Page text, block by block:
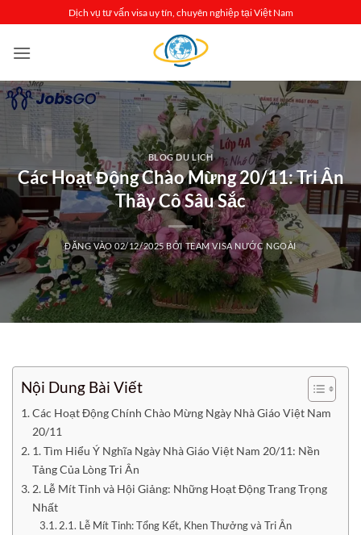
qua
nội
Dịch vụ tư vấn visa uy tín, chuyên nghiệp tại Việt Nam
BLOG DU LỊCH
Các Hoạt Động Chào Mừng 20/11: Tri Ân
Thầy Cô Sâu Sắc
ĐĂNG VÀO02/12/2025BỞITEAM VISA NƯỚC NGOÀI
Nội Dung Bài Viết
Các Hoạt Động Chính Chào Mừng Ngày Nhà Giáo Việt Nam
20/11
1. Tìm Hiểu Ý Nghĩa Ngày Nhà Giáo Việt Nam 20/11: Nền
Tảng Của Lòng Tri Ân
2. Lễ Mít Tinh và Hội Giảng: Những Hoạt Động Trang Trọng
Nhất
2.1. Lễ Mít Tinh: Tổng Kết, Khen Thưởng và Tri Ân